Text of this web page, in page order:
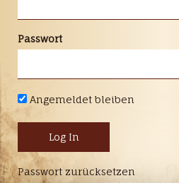
Passwort
Angemeldet bleiben
Passwort zurücksetzen